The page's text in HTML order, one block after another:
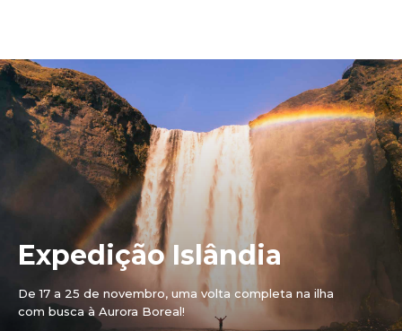
Expedição Islândia
De 17 a 25 de novembro, uma volta completa na ilha
com busca à Aurora Boreal!